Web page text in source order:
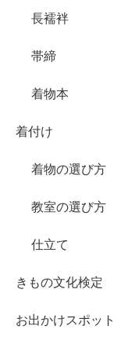
長襦袢
帯締
着物本
着付け
着物の選び方
教室の選び方
仕立て
きもの文化検定
お出かけスポット